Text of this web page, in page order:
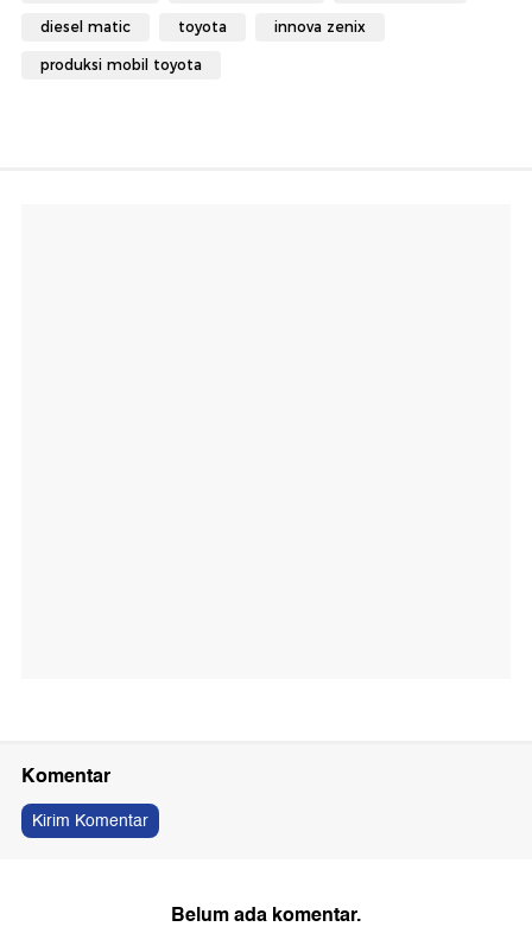
diesel matic toyota innova zenix
produksi mobil toyota
Komentar
Kirim Komentar
Belum ada komentar.